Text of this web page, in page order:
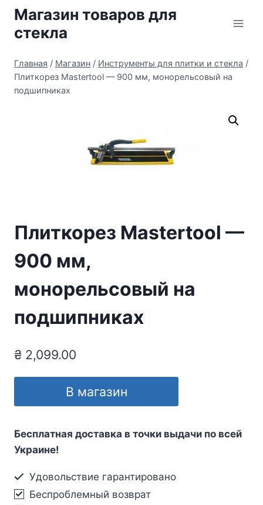
Перейти
содержимому
Магазин товаров для
стекла
Главная / Магазин / Инструменты для плитки и стекла /
Плиткорез Mastertool — 900 мм, монорельсовый на
подшипниках
Плиткорез Mastertool —
900 мм,
монорельсовый на
подшипниках
₴ 2,099.00
В магазин
Бесплатная доставка в точки выдачи по всей
Украине!
Удовольствие гарантировано
Беспроблемный возврат